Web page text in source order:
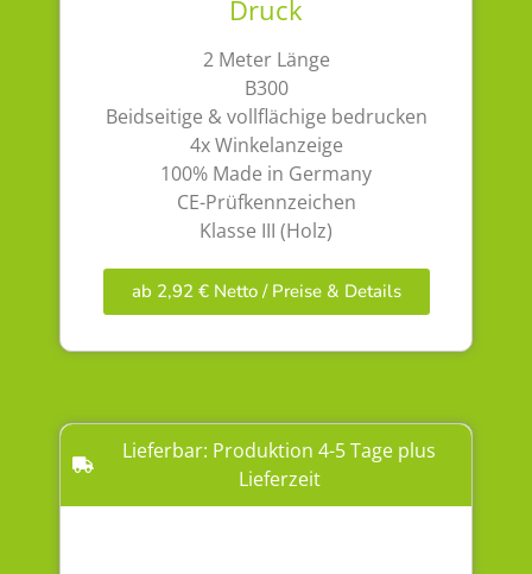
Druck
2 Meter Länge
B300
Beidseitige & vollflächige bedrucken
4x Winkelanzeige
100% Made in Germany
CE-Prüfkennzeichen
Klasse III (Holz)
ab 2,92 € Netto / Preise & Details
Lieferbar: Produktion 4-5 Tage plus
Lieferzeit